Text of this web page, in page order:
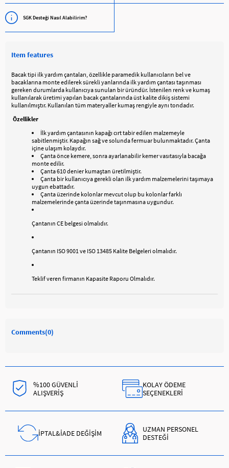
SGK Desteği Nasıl Alabilirim?
Item features
Bacak tipi ilk yardım çantaları, özellikle paramedik kullanıcıların bel ve
bacaklarına monte edilerek sürekli yanlarında ilk yardım çantası taşınması
gereken durumlarda kullanıcıya sunulan bir üründür. İstenilen renk ve kumaş
kullanılarak üretimi yapılan bacak çantalarında üst kalite dikiş sistemi
kullanılmıştır. Kullanılan tüm materyaller kumaş rengiyle aynı tondadır.
Özellikler
İlk yardım çantasının kapağı cırt tabir edilen malzemeyle
sabitlenmiştir. Kapağın sağ ve solunda fermuar bulunmaktadır. Çanta
içine ulaşım kolaydır.
Çanta önce kemere, sonra ayarlanabilir kemer vasıtasıyla bacağa
monte edilir.
Çanta 610 denier kumaştan üretilmiştir.
Çanta bir kullanıcıya gerekli olan ilk yardım malzemelerini taşımaya
uygun ebattadır.
Çanta üzerinde kolonlar mevcut olup bu kolonlar farklı
malzemelerinde çanta üzerinde taşınmasına uygundur.
Çantanın CE belgesi olmalıdır.
Çantanın ISO 9001 ve ISO 13485 Kalite Belgeleri olmalıdır.
Teklif veren firmanın Kapasite Raporu Olmalıdır.
Comments(0)
%100 GÜVENLİ
ALIŞVERİŞ
KOLAY ÖDEME
SEÇENEKLERİ
İPTAL&İADE DEĞİŞİM
UZMAN PERSONEL
DESTEĞİ